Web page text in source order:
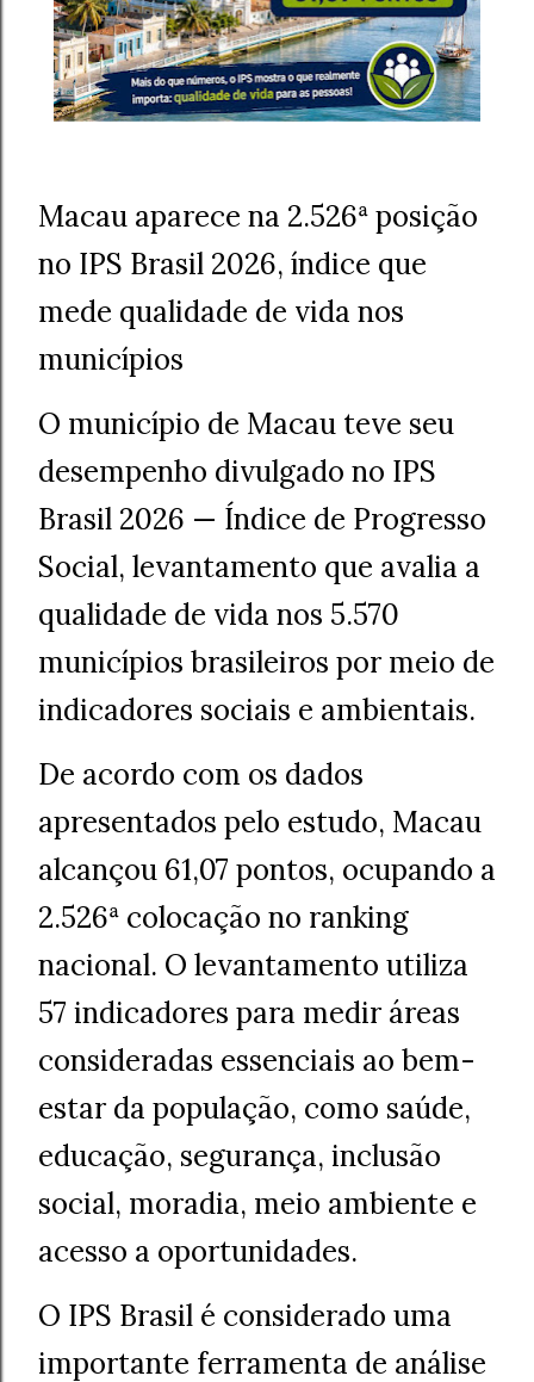
Macau aparece na 2.526ª posição
no IPS Brasil 2026, índice que
mede qualidade de vida nos
municípios
O município de Macau teve seu
desempenho divulgado no IPS
Brasil 2026 — Índice de Progresso
Social, levantamento que avalia a
qualidade de vida nos 5.570
municípios brasileiros por meio de
indicadores sociais e ambientais.
De acordo com os dados
apresentados pelo estudo, Macau
alcançou 61,07 pontos, ocupando a
2.526ª colocação no ranking
nacional. O levantamento utiliza
57 indicadores para medir áreas
consideradas essenciais ao bem-
estar da população, como saúde,
educação, segurança, inclusão
social, moradia, meio ambiente e
acesso a oportunidades.
O IPS Brasil é considerado uma
importante ferramenta de análise